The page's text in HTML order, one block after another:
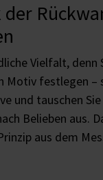
Vielfalt, denn
Motiv festlegen –
und tauschen
Belieben aus.
aus dem